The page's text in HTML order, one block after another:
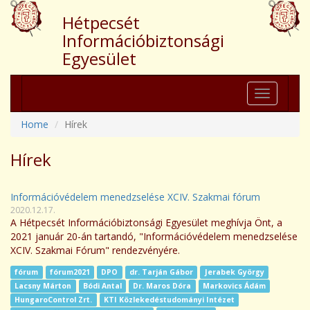
Hétpecsét
Információbiztonsági
Egyesület
Toggle
navigation
Home
Hírek
Hírek
Információvédelem menedzselése XCIV. Szakmai fórum
2020.12.17.
A Hétpecsét Információbiztonsági Egyesület meghívja Önt, a
2021 január 20-án tartandó, "Információvédelem menedzselése
XCIV. Szakmai Fórum" rendezvényére.
fórum fórum2021 DPO dr. Tarján Gábor
Jerabek György
Lacsny Márton
Bódi Antal Dr. Maros Dóra
Markovics Ádám
HungaroControl Zrt.
KTI Közlekedéstudományi Intézet